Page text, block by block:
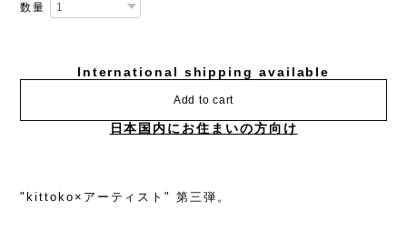
数量
International shipping available
Add to cart
日本国内にお住まいの方向け
"kittoko×アーティスト" 第三弾。